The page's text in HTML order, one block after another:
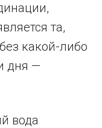
та,
какой-либо
дня —
вода